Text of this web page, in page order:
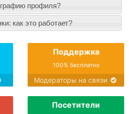
профиля?
как это работает?
Поддержка
100% бесплатно
Модераторы на связи
Посетители